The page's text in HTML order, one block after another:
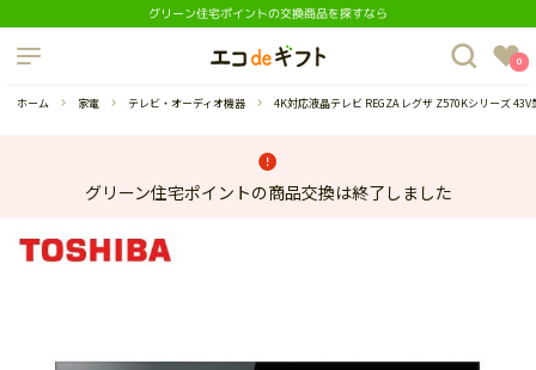
グリーン住宅ポイントの交換商品を探すなら
制度について
よくあるご質問 0
ダイニングセット
ホーム 家電 テレビ・オーディオ機器 4K対応液晶テレビ REGZA レグザ Z570Kシリーズ 43V
グリーン住宅ポイントの商品交換は終了しました